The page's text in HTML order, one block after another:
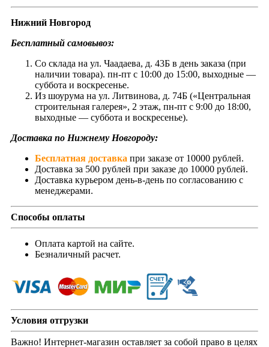
Нижний Новгород
Бесплатный самовывоз:
Со склада на ул. Чаадаева, д. 43Б в день заказа (при
наличии товара). пн-пт с 10:00 до 15:00, выходные —
суббота и воскресенье.
Из шоурума на ул. Литвинова, д. 74Б («Центральная
строительная галерея», 2 этаж, пн-пт с 9:00 до 18:00,
выходные — суббота и воскресенье).
Доставка по Нижнему Новгороду:
Бесплатная доставка при заказе от 10000 рублей.
Доставка за 500 рублей при заказе до 10000 рублей.
Доставка курьером день-в-день по согласованию с
менеджерами.
Способы оплаты
Оплата картой на сайте.
Безналичный расчет.
Условия отгрузки
Важно! Интернет-магазин оставляет за собой право в целях